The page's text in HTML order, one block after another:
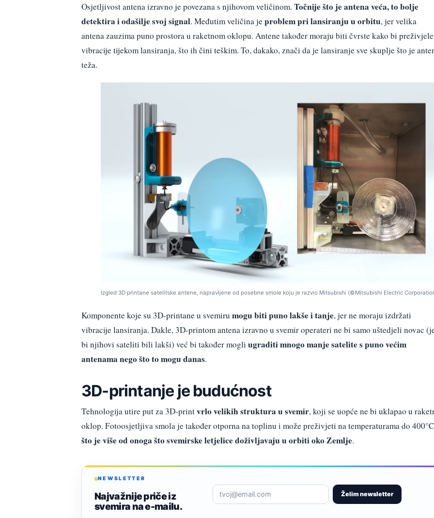
Osjetljivost antena izravno je povezana s njihovom veličinom. Točnije što je antena veća, to bolje
detektira i odašilje svoj signal. Međutim veličina jeproblem pri lansiranju u orbitu, jer velika
antena zauzima puno prostora u raketnom oklopu. Antene također moraju biti čvrste kako bi preživjele
vibracije tijekom lansiranja, što ih čini teškim. To, dakako, znači da je lansiranje sve skuplje što je
teža.
Izgled 3D printane satelitske antene, napravljene od posebne smole koju je razvio Mitsubishi (©Mitsubishi Electric
Komponente koje su 3D-printane u svemiru mogu biti puno lakše i tanje, jer ne moraju izdržati
vibracije lansiranja. Dakle, 3D-printom antena izravno u svemir operateri ne bi samo uštedjeli novac
bi njihovi sateliti bili lakši) već bi također mogli ugraditi mnogo manje satelite s puno većim
antenama nego što to mogu danas.
3D-printanje je budućnost
Tehnologija utire put za 3D-printvrlo velikih struktura u svemir, koji se uopće ne bi uklapao u
oklop. Fotoosjetljiva smola je također otporna na toplinu i može preživjeti na temperaturama do 400°C
što je više od onoga što svemirske letjelice doživljavaju u orbiti oko Zemlje.
NEWSLETTER
Najvažnije priče iz
svemira na e-mailu.
Želim newsletter